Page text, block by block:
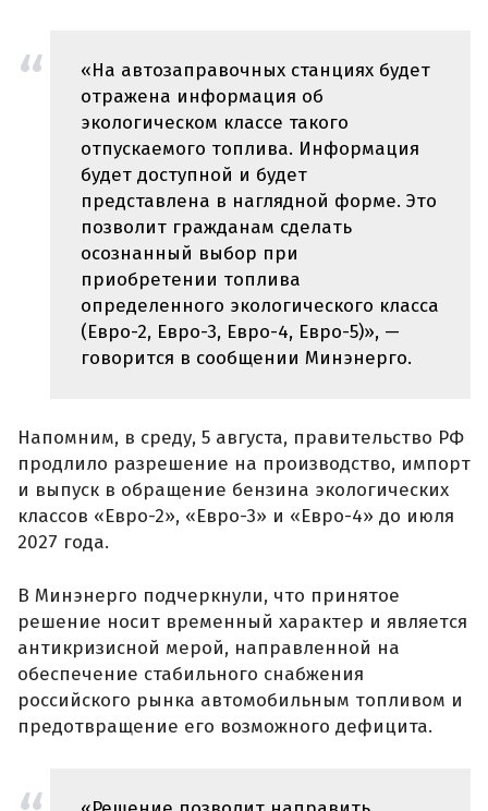
«На автозаправочных станциях будет
отражена информация об
экологическом классе такого
отпускаемого топлива. Информация
будет доступной и будет
представлена в наглядной форме. Это
позволит гражданам сделать
осознанный выбор при
приобретении топлива
определенного экологического класса
(Евро-2, Евро-3, Евро-4, Евро-5)», —
говорится в сообщении Минэнерго.
Напомним, в среду, 5 августа, правительство РФ
продлило разрешение на производство, импорт
и выпуск в обращение бензина экологических
классов «Евро-2», «Евро-3» и «Евро-4» до июля
2027 года.
В Минэнерго подчеркнули, что принятое
решение носит временный характер и является
антикризисной мерой, направленной на
обеспечение стабильного снабжения
российского рынка автомобильным топливом и
предотвращение его возможного дефицита.